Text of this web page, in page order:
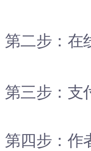
第二步：在
第三步：支
第四步：作